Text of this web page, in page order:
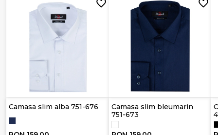
Camasa slim alba 751-676
Camasa slim bleumarin
751-673